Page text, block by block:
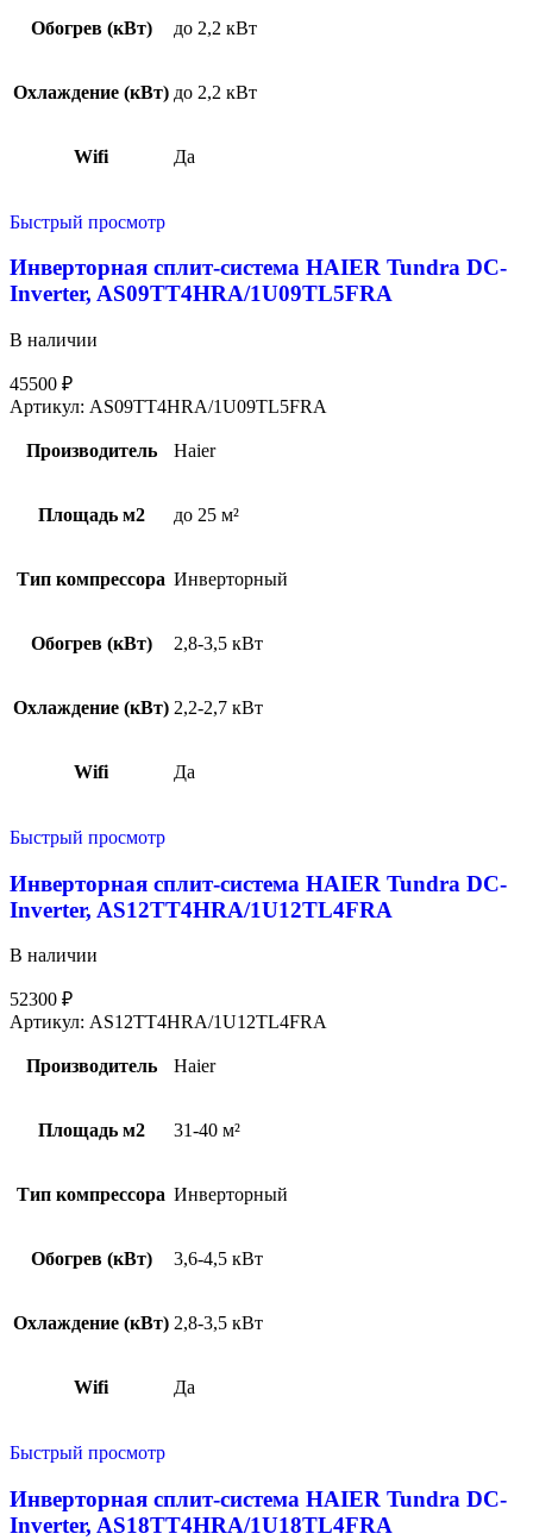
Обогрев (кВт) до 2,2 кВт
Охлаждение (кВт) до 2,2 кВт
Wifi Да
Быстрый просмотр
Инверторная сплит-система HAIER Tundra DC-
Inverter, AS09TT4HRA/1U09TL5FRA
В наличии
45500 ₽
Артикул: AS09TT4HRA/1U09TL5FRA
Производитель Haier
Площадь м2 до 25 м²
Тип компрессора Инверторный
Обогрев (кВт) 2,8-3,5 кВт
Охлаждение (кВт) 2,2-2,7 кВт
Wifi Да
Быстрый просмотр
Инверторная сплит-система HAIER Tundra DC-
Inverter, AS12TT4HRA/1U12TL4FRA
В наличии
52300 ₽
Артикул: AS12TT4HRA/1U12TL4FRA
Производитель Haier
Площадь м2 31-40 м²
Тип компрессора Инверторный
Обогрев (кВт) 3,6-4,5 кВт
Охлаждение (кВт) 2,8-3,5 кВт
Wifi Да
Быстрый просмотр
Инверторная сплит-система HAIER Tundra DC-
Inverter, AS18TT4HRA/1U18TL4FRA